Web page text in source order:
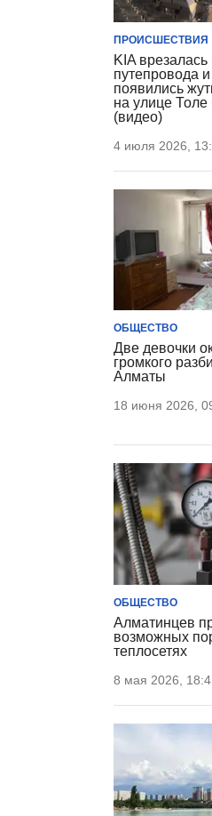
ПРОИСШЕСТВИЯ
KIA
путепровода
появились
на улице
(видео)
4 июля 2026,
ОБЩЕСТВО
Две девочки
громкого
Алматы
18 июня 2026,
ОБЩЕСТВО
Алматинцев
возможных
теплосетях
8 мая 2026,